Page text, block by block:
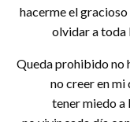
hacerme el
olvidar a toda
Queda prohibido no
no creer en mi
tener miedo a